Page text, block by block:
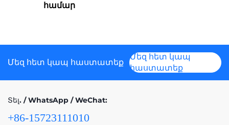
համար
Մեզ հետ կապ հաստատեք
Մեզ հետ կապ
հաստատեք
Տել. / WhatsApp / WeChat:
+86-15723111010